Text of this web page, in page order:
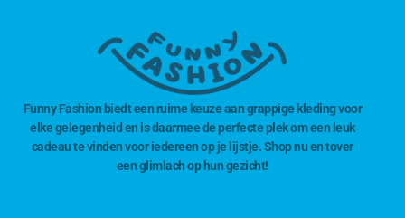
Funny Fashion biedt een ruime keuze aan grappige kleding voor
elke gelegenheid en is daarmee de perfecte plek om een leuk
cadeau te vinden voor iedereen op je lijstje. Shop nu en tover
een glimlach op hun gezicht!